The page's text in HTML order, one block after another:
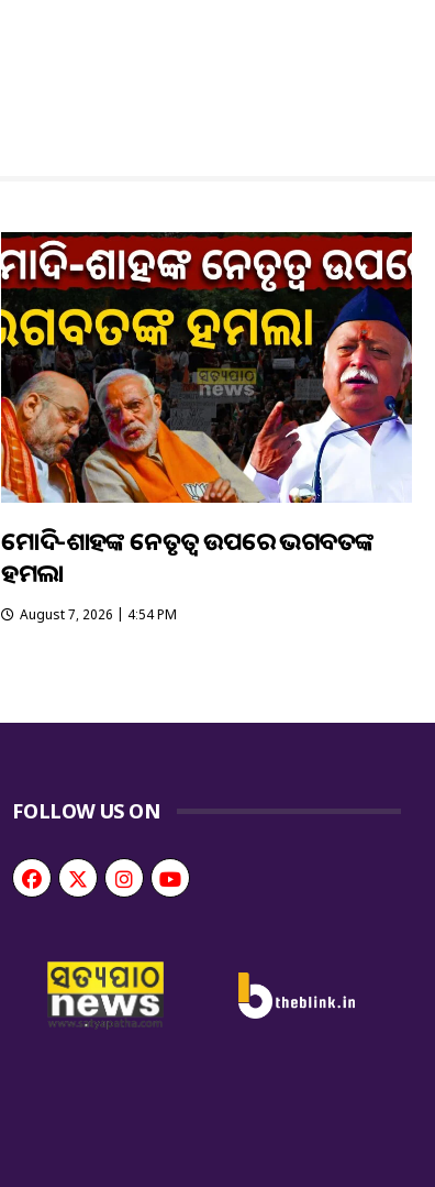
ମୋଦି-ଶାହଙ୍କ ନେତୃତ୍ୱ ଉପରେ ଭଗବତଙ୍କ
ହମଲା
August 7, 2026 | 4:54 PM
FOLLOW US ON